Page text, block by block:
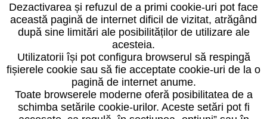
Dezactivarea și refuzul de a primi cookie-uri pot face
această pagină de internet dificil de vizitat, atrăgând
după sine limitări ale posibilităților de utilizare ale
acesteia.
Utilizatorii își pot configura browserul să respingă
fișierele cookie sau să fie acceptate cookie-uri de la o
pagină de internet anume.
Toate browserele moderne oferă posibilitatea de a
schimba setările cookie-urilor. Aceste setări pot fi